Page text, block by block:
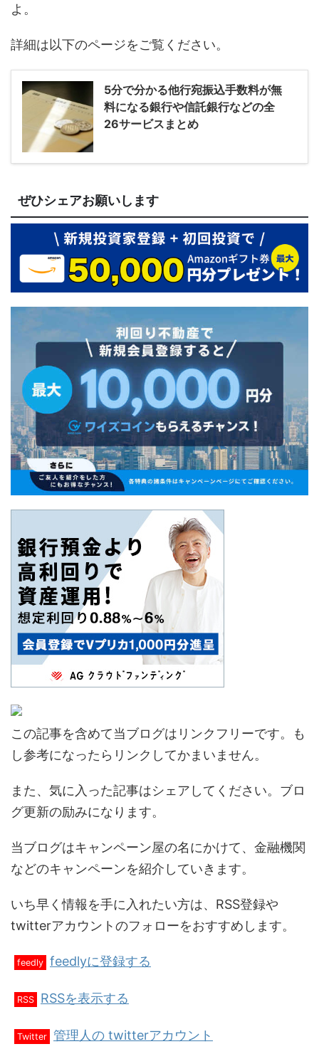
よ。
詳細は以下のページをご覧ください。
5分で分かる他行宛振込手数料が無
料になる銀行や信託銀行などの全
26サービスまとめ
ぜひシェアお願いします
この記事を含めて当ブログはリンクフリーです。も
し参考になったらリンクしてかまいません。
また、気に入った記事はシェアしてください。ブロ
グ更新の励みになります。
当ブログはキャンペーン屋の名にかけて、金融機関
などのキャンペーンを紹介していきます。
いち早く情報を手に入れたい方は、RSS登録や
twitterアカウントのフォローをおすすめします。
feedly feedlyに登録する
RSS RSSを表示する
Twitter 管理人の twitterアカウント